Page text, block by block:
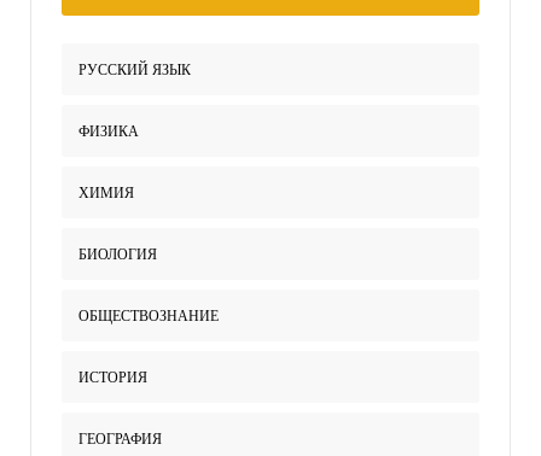
РУССКИЙ ЯЗЫК
ФИЗИКА
ХИМИЯ
БИОЛОГИЯ
ОБЩЕСТВОЗНАНИЕ
ИСТОРИЯ
ГЕОГРАФИЯ